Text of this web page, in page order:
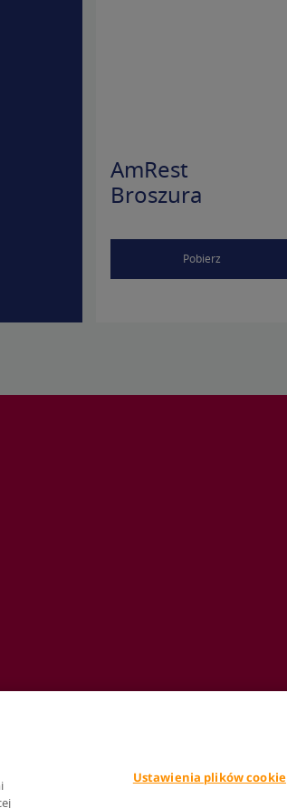
AmRest
Broszura
Pobierz
Ustawienia plików cookie